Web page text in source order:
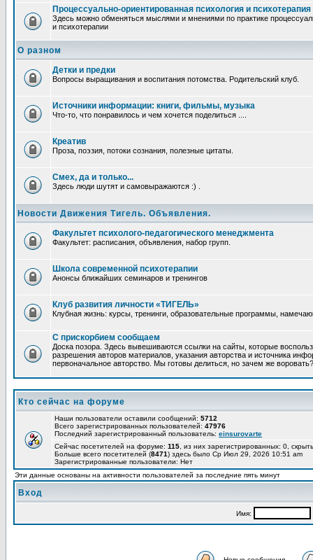
Процессуально-ориентированная психология и психотерапия
Здесь можно обменяться мыслями и мнениями по практике
и психотерапии
О разном
Детки и предки
Вопросы выращивания и воспитания потомства. Родительский клуб.
Источники информации: книги, фильмы, музыка
Что-то, что понравилось и чем хочется поделиться ....
Креатив
Проза, поэзия, потоки сознания, полезные цитаты.
Смех, да и только...
Здесь люди шутят и самовыражаются :) .
Новости Движения Тигель. Объявления.
Факультет психолого-педагогического менеджмента
Факультет: расписания, объявления, набор групп.
Школа современной психотерапии
Анонсы ближайших семинаров и тренингов
Клуб развития личности «ТИГЕЛЬ»
Клубная жизнь: курсы, тренинги, образовательные программы,
С прискорбием сообщаем
Доска позора. Здесь вывешиваются ссылки на сайты, которые
разрешения авторов материалов, указания авторства и источника
первоначальное авторство. Мы готовы делиться, но зачем же воровать?
Кто сейчас на форуме
Наши пользователи оставили сообщений: 5712
Всего зарегистрированных пользователей: 47976
Последний зарегистрированный пользователь: einsurovarte
Сейчас посетителей на форуме: 115 , из них зарегистрированных: 0,
Больше всего посетителей (8471) здесь было Ср Июл 29, 2026 10:51 am
Зарегистрированные пользователи: Нет
Эти данные основаны на активности пользователей за последние пять минут
Вход
Имя: